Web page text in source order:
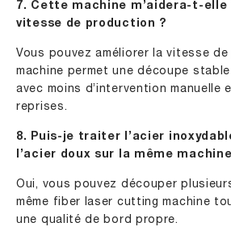
7. Cette machine m’aidera-t-elle
vitesse de production ?
Vous pouvez améliorer la vitesse
machine permet une découpe
avec moins d’intervention manuelle
reprises.
8. Puis-je traiter l’acier
l’acier doux sur la même
Oui, vous pouvez découper
même fiber laser cutting machine
une qualité de bord propre.